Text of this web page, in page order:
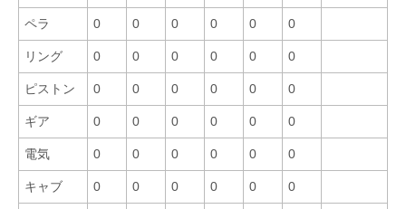
ペラ 0 0 0 0 0 0
リング 0 0 0 0 0 0
ピストン 0 0 0 0 0 0
ギア 0 0 0 0 0 0
電気 0 0 0 0 0 0
キャブ 0 0 0 0 0 0